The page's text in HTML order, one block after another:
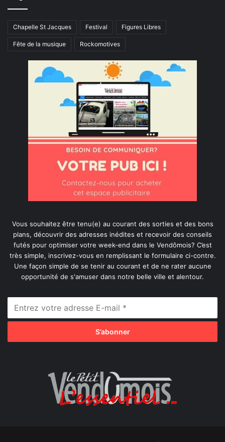
Chapelle St Jacques Festival Figures Libres
Fête de la musique Rockomotives
Vous souhaitez être tenu(e) au courant des sorties et des bons
plans, découvrir des adresses inédites et recevoir des conseils
futés pour optimiser votre week-end dans le Vendômois? C’est
très simple, inscrivez-vous en remplissant le formulaire ci-contre.
Une façon simple de se tenir au courant et de ne rater aucune
opportunité de s'amuser dans notre belle ville et alentour.